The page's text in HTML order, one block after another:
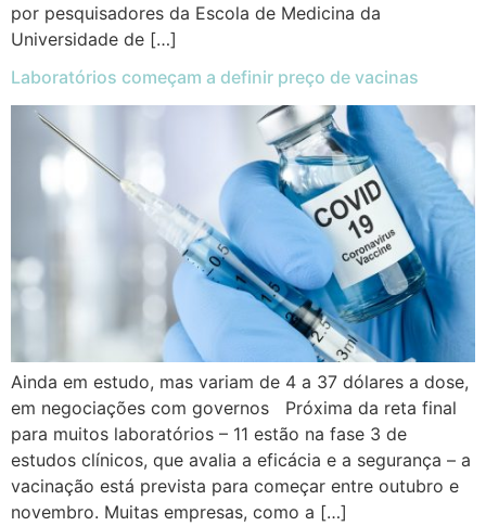
por pesquisadores da Escola de Medicina da
Universidade de […]
Laboratórios começam a definir preço de vacinas
Ainda em estudo, mas variam de 4 a 37 dólares a dose,
em negociações com governos Próxima da reta final
para muitos laboratórios – 11 estão na fase 3 de
estudos clínicos, que avalia a eficácia e a segurança – a
vacinação está prevista para começar entre outubro e
novembro. Muitas empresas, como a […]